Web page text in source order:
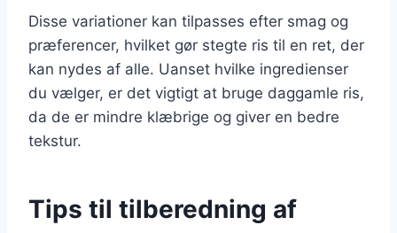
Disse variationer kan tilpasses efter smag og
præferencer, hvilket gør stegte ris til en ret, der
kan nydes af alle. Uanset hvilke ingredienser
du vælger, er det vigtigt at bruge daggamle ris,
da de er mindre klæbrige og giver en bedre
tekstur.
Tips til tilberedning af